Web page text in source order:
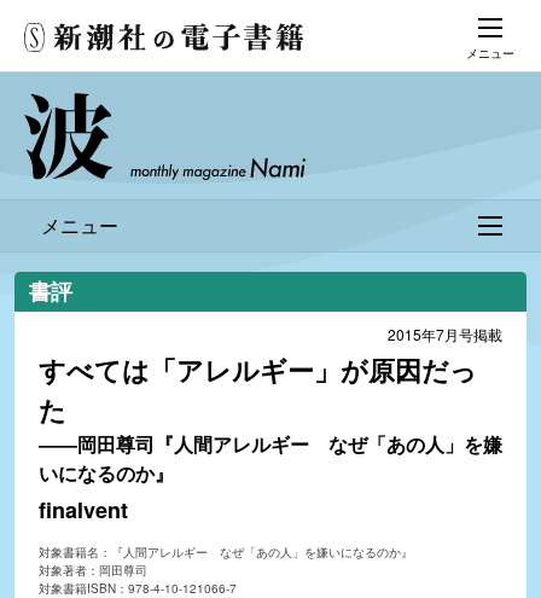
メニュー
メニュー
書評
2015年7月号掲載
すべては「アレルギー」が原因だっ
た
――岡田尊司『人間アレルギー なぜ「あの人」を嫌
いになるのか』
finalvent
対象書籍名：『人間アレルギー なぜ「あの人」を嫌いになるのか』
対象著者：岡田尊司
対象書籍ISBN：978-4-10-121066-7